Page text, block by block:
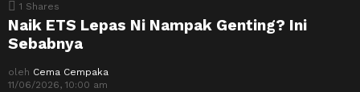
1 Shares
Naik ETS Lepas Ni Nampak Genting? Ini
Sebabnya
oleh Cema Cempaka
11/06/2026, 10:00 am